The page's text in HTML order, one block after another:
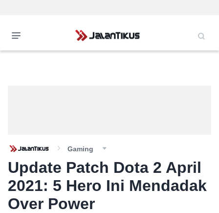
Gaming
Update Patch Dota 2 April
2021: 5 Hero Ini Mendadak
Over Power